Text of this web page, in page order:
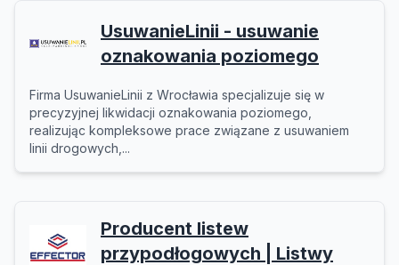
UsuwanieLinii - usuwanie
oznakowania poziomego
Firma UsuwanieLinii z Wrocławia specjalizuje się w
precyzyjnej likwidacji oznakowania poziomego,
realizując kompleksowe prace związane z usuwaniem
linii drogowych,...
Producent listew
przypodłogowych | Listwy